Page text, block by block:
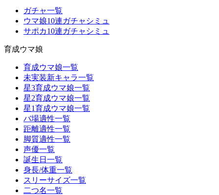
ガチャ一覧
ウマ娘10連ガチャシミュ
サポカ10連ガチャシミュ
育成ウマ娘
育成ウマ娘一覧
未実装新キャラ一覧
星3育成ウマ娘一覧
星2育成ウマ娘一覧
星1育成ウマ娘一覧
バ場適性一覧
距離適性一覧
脚質適性一覧
声優一覧
誕生日一覧
身長/体重一覧
スリーサイズ一覧
二つ名一覧